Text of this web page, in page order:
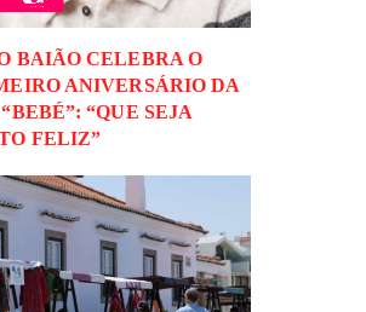
BAIÃO CELEBRA O
ANIVERSÁRIO DA
“QUE SEJA
FELIZ”